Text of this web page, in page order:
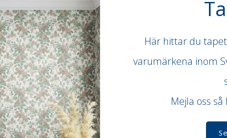
Här hittar du
varumärkena inom
Mejla oss